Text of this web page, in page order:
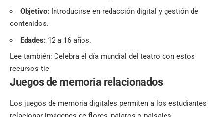
Objetivo: Introducirse en redacción digital y gestión de
contenidos.
Edades: 12 a 16 años.
Lee también: Celebra el día mundial del teatro con estos
recursos tic
Juegos de memoria relacionados
Los juegos de memoria digitales permiten a los estudiantes